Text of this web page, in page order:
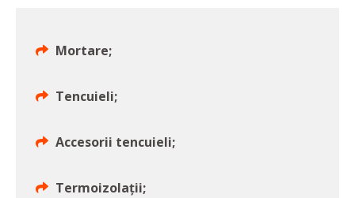
Mortare;
Tencuieli;
Accesorii tencuieli;
Termoizolații;